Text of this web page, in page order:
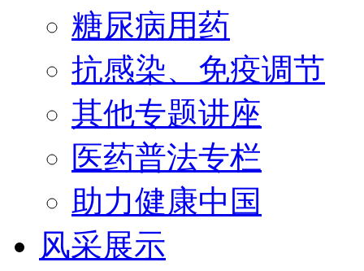
糖尿病用药
抗感染、免疫调节
其他专题讲座
医药普法专栏
助力健康中国
风采展示